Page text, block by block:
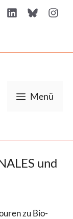
Menü
und
zu Bio-